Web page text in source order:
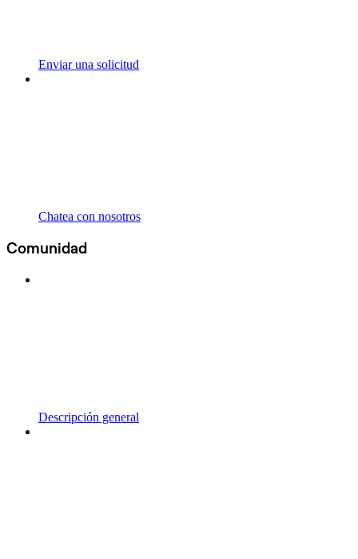
Enviar una solicitud
Chatea con nosotros
Comunidad
Descripción general